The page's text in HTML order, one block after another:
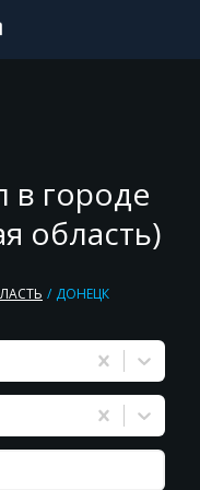
в городе
область)
ДОНЕЦК